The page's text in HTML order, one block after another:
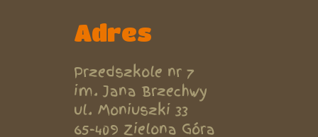
Adres
Przedszkole nr 7
im. Jana Brzechwy
ul. Moniuszki 33
65-409 Zielona Góra